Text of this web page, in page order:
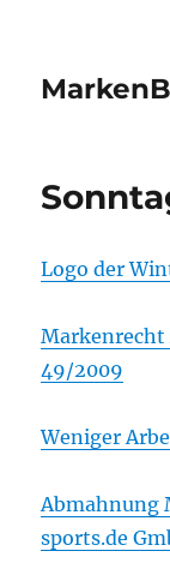
Logo der
Markenrecht
49/2009
Weniger
Abmahnung
sports.de